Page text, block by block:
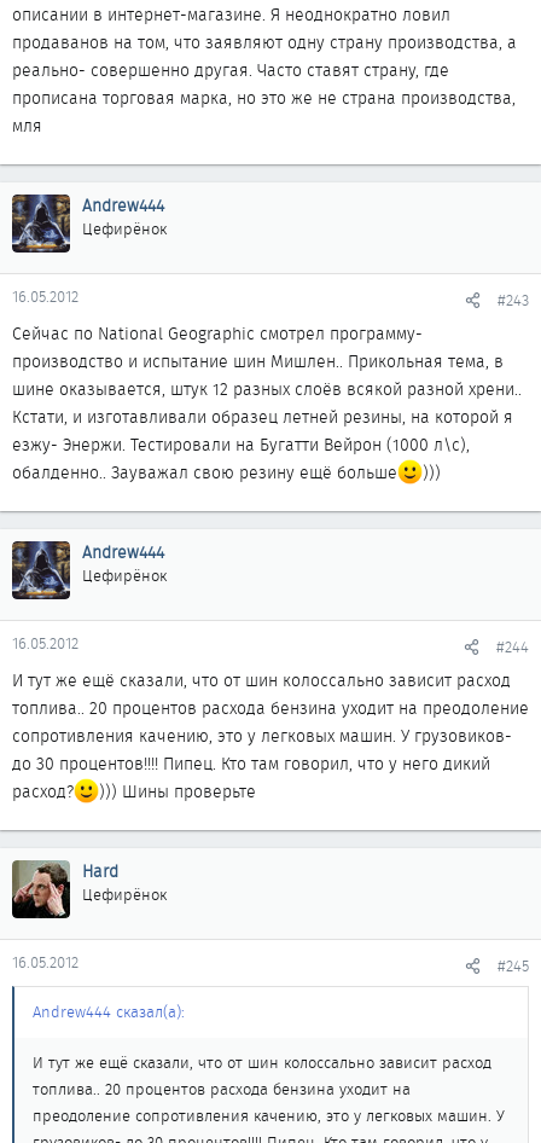
описании в интернет-магазине. Я неоднократно ловил
продаванов на том, что заявляют одну страну производства, а
реально- совершенно другая. Часто ставят страну, где
прописана торговая марка, но это же не страна производства,
мля
Andrew444
Цефирёнок
16.05.2012 #243
Сейчас по National Geographic смотрел программу-
производство и испытание шин Мишлен.. Прикольная тема, в
шине оказывается, штук 12 разных слоёв всякой разной хрени..
Кстати, и изготавливали образец летней резины, на которой я
езжу- Энержи. Тестировали на Бугатти Вейрон (1000 л\с),
обалденно.. Зауважал свою резину ещё больше
)))
Andrew444
Цефирёнок
16.05.2012 #244
И тут же ещё сказали, что от шин колоссально зависит расход
топлива.. 20 процентов расхода бензина уходит на преодоление
сопротивления качению, это у легковых машин. У грузовиков-
до 30 процентов!!!! Пипец. Кто там говорил, что у него дикий
расход?
))) Шины проверьте
Hard
Цефирёнок
16.05.2012 #245
Andrew444 сказал(а):
И тут же ещё сказали, что от шин колоссально зависит расход
топлива.. 20 процентов расхода бензина уходит на
преодоление сопротивления качению, это у легковых машин. У